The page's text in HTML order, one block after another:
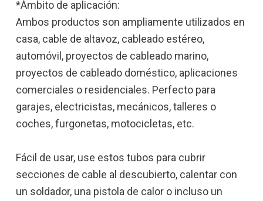
*Ámbito de aplicación:
Ambos productos son ampliamente utilizados en
casa, cable de altavoz, cableado estéreo,
automóvil, proyectos de cableado marino,
proyectos de cableado doméstico, aplicaciones
comerciales o residenciales. Perfecto para
garajes, electricistas, mecánicos, talleres o
coches, furgonetas, motocicletas, etc.
Fácil de usar, use estos tubos para cubrir
secciones de cable al descubierto, calentar con
un soldador, una pistola de calor o incluso un